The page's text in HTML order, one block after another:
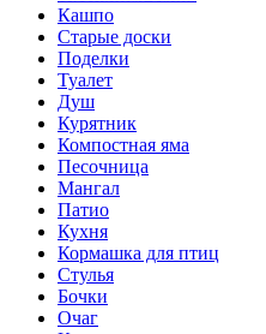
Кашпо
Старые доски
Поделки
Туалет
Душ
Курятник
Компостная яма
Песочница
Мангал
Патио
Кухня
Кормашка для птиц
Стулья
Бочки
Очаг